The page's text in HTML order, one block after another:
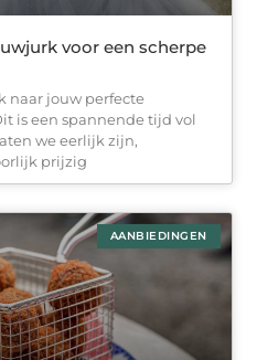
voor een scherpe
naar jouw perfecte
is een spannende tijd vol
we eerlijk zijn,
prijzig
AANBIEDINGEN